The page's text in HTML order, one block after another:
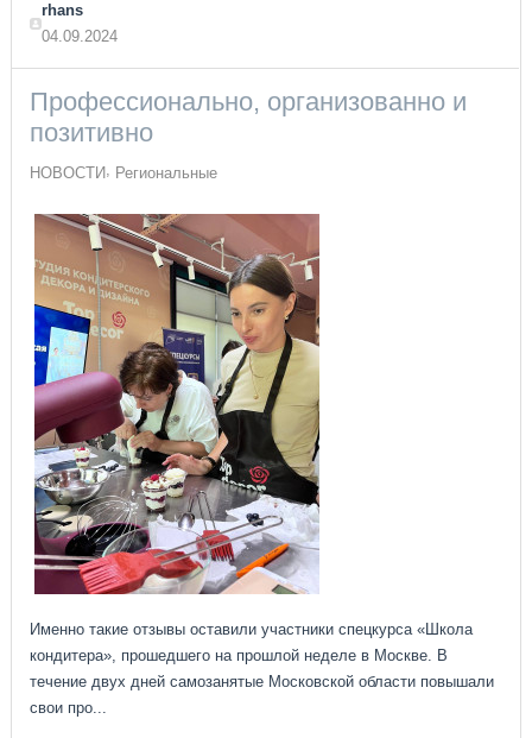
rhans
04.09.2024
Профессионально, организованно и
позитивно
НОВОСТИ Региональные
Именно такие отзывы оставили участники спецкурса «Школа
кондитера», прошедшего на прошлой неделе в Москве. В
течение двух дней самозанятые Московской области повышали
свои про...